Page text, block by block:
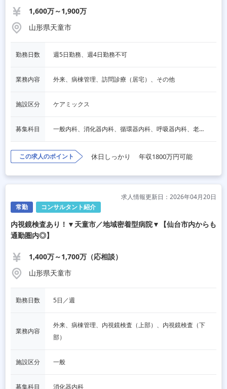
1,600万～1,900万
山形県天童市
勤務日数 週5日勤務、週4日勤務不可
業務内容 外来、病棟管理、訪問診療（居宅）、その他
施設区分 ケアミックス
募集科目 一般内科、消化器内科、循環器内科、呼吸器内科、老人内科
この求人のポイント 休日しっかり 年収1800万円可能
常勤 コンサルタント紹介
求人情報更新日：2026年04月20日
内視鏡検査あり！▼天童市／地域密着型病院▼【仙台市内からも
通勤圏内◎】
1,400万～1,700万（応相談）
山形県天童市
勤務日数 5日／週
業務内容
外来、病棟管理、内視鏡検査（上部）、内視鏡検査（下
部）
施設区分 一般
募集科目 消化器内科